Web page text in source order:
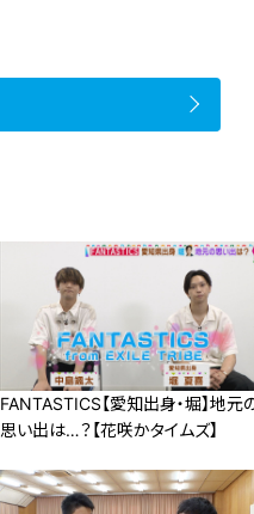
FANTASTICS【愛知出身・堀】地元
思い出は…？【花咲かタイムズ】